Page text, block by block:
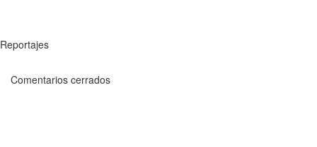
Reportajes
Comentarios cerrados